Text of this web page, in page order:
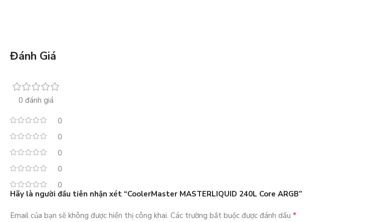
Đánh Giá
0 đánh giá
0
0
0
0
0
Hãy là người đầu tiên nhận xét “CoolerMaster MASTERLIQUID 240L Core ARGB”
Email của bạn sẽ không được hiển thị công khai. Các trường bắt buộc được đánh dấu *